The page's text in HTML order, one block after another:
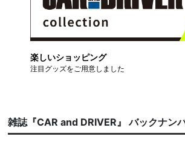
楽しいショッピング
注目グッズをご用意しました
雑誌『CAR and DRIVER』 バックナン